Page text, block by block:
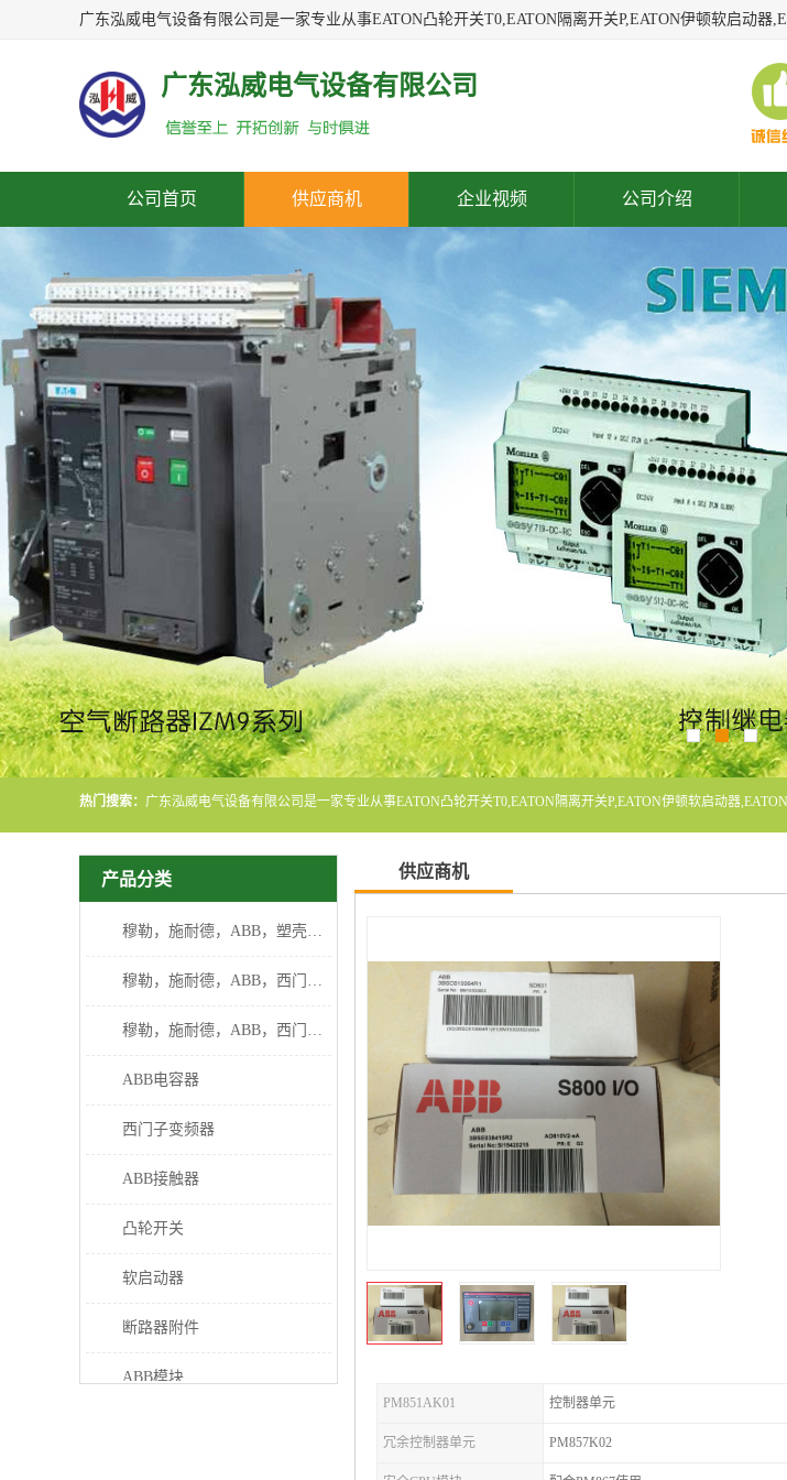
广东泓威电气设备有限公司
公司首页 供应商机 企业视频 公司介绍
热门搜索：
产品分类
穆勒，施耐德，ABB，塑壳断路器
穆勒，施耐德，ABB，西门子断路器
穆勒，施耐德，ABB，西门子接触器
ABB电容器
西门子变频器
ABB接触器
凸轮开关
软启动器
断路器附件
ABB模块
供应商机
PM851AK01 控制器单元
冗余控制器单元 PM857K02